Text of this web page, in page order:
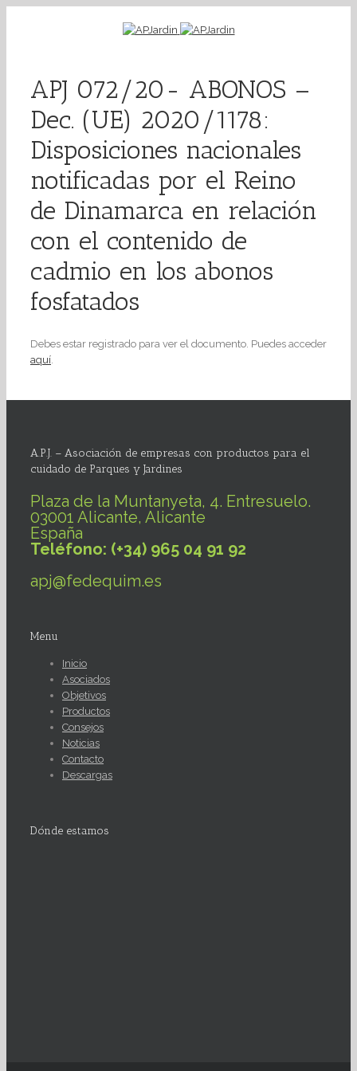
APJ 072/20- ABONOS –
Dec. (UE) 2020/1178:
Disposiciones nacionales
notificadas por el Reino
de Dinamarca en relación
con el contenido de
cadmio en los abonos
fosfatados
Debes estar registrado para ver el documento. Puedes acceder
aquí.
A.P.J. – Asociación de empresas con productos para el
cuidado de Parques y Jardines
Plaza de la Muntanyeta, 4. Entresuelo.
03001 Alicante, Alicante
España
Teléfono: (+34) 965 04 91 92
apj@fedequim.es
Menu
Inicio
Asociados
Objetivos
Productos
Consejos
Noticias
Contacto
Descargas
Dónde estamos